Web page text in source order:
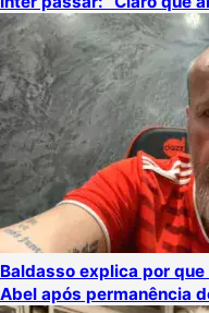
Baldasso explica por
Abel após permanência